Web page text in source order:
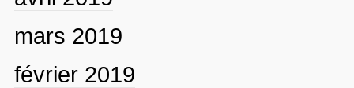
mars 2019
février 2019